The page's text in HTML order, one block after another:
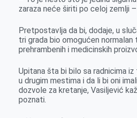
zaraza neće širiti po celoj zemlji
Pretpostavlja da bi, dodaje, u
tri grada bio omogućen normalan
prehrambenih i medicinskih
Upitana šta bi bilo sa radnicima
u drugim mestima i da li bi oni
dozvole za kretanje, Vasiljević
poznati.